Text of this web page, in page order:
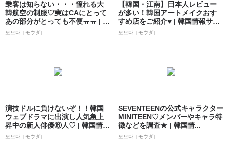
乗客は知らない・・・憧れる大
韓航空の制服♡実はCAにとって
あの部分がとっても不便ㅠㅠ | 韓
国情報...
모으다［モウダ］
【韓国・江南】日本人レビュー
が多い！韓国アートメイクおす
すめ店をご紹介♥ | 韓国情報サイ
ト 모으...
모으다［モウダ］
演技ドルに負けないぞ！！韓国
ウェブドラマに出演し人気急上
昇中の新人俳優⑥人♡ | 韓国情報
サイト ...
모으다［モウダ］
SEVENTEENの公式キャラクター
MINITEEN♡メンバーやキャラ特
徴などを調査★ | 韓国情...
모으다［モウダ］